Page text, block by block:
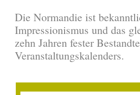
Die Normandie ist
Impressionismus und das
zehn Jahren fester
Veranstaltungskalenders.